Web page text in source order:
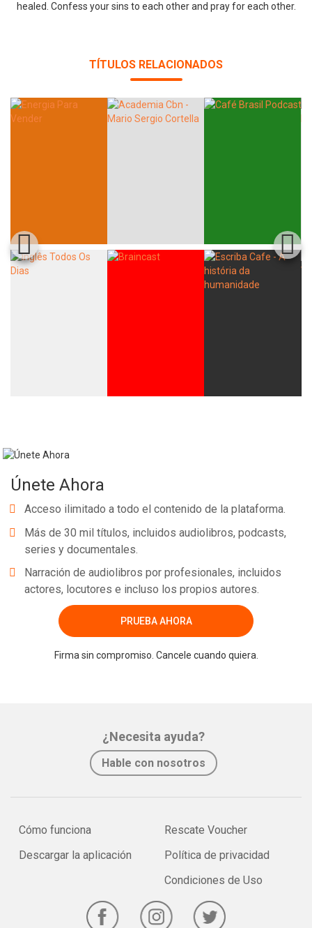
healed. Confess your sins to each other and pray for each other.
TÍTULOS RELACIONADOS
Únete Ahora
Acceso ilimitado a todo el contenido de la plataforma.
Más de 30 mil títulos, incluidos audiolibros, podcasts,
series y documentales.
Narración de audiolibros por profesionales, incluidos
actores, locutores e incluso los propios autores.
PRUEBA AHORA
Firma sin compromiso. Cancele cuando quiera.
¿Necesita ayuda?
Hable con nosotros
Cómo funciona
Descargar la aplicación
Rescate Voucher
Política de privacidad
Condiciones de Uso